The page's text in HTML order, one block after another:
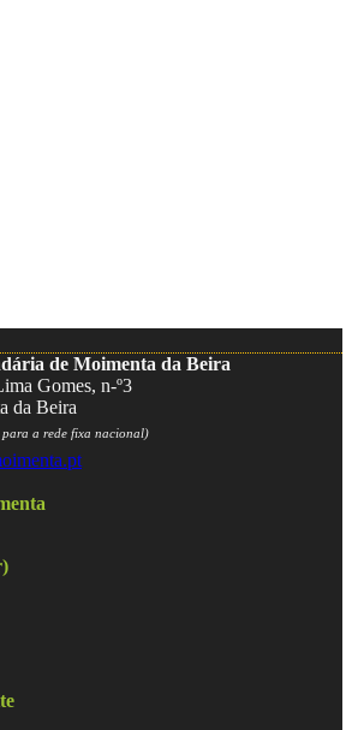
de Moimenta da Beira
Gomes, n-º3
da Beira
para a rede fixa nacional)